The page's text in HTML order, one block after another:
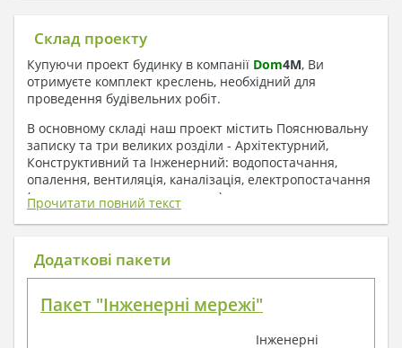
Склад проекту
Купуючи проект будинку в компанії Dom4M, Ви
отримуєте комплект креслень, необхідний для
проведення будівельних робіт.
В основному складі наш проект містить Пояснювальну
записку та три великих розділи - Архітектурний,
Конструктивний та Інженерний: водопостачання,
опалення, вентиляція, каналізація, електропостачання
( купується за додаткову плату ).
1. До складу Архітектурного розділу
входять:
План покрівлі
Фасади з даними зовнішніх оздоблень
Прочитати повний текст
Додаткові пакети
Пакет "Інженерні мережі"
Інженерні